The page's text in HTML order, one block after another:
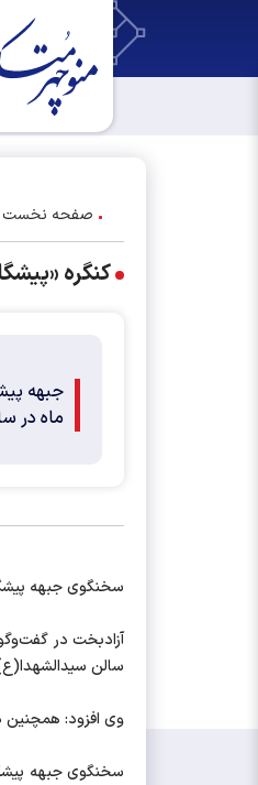
صفحه نخست
کنگره «پیشگامان خدمت» 30
ماه در
سخنگوی جبهه پیشگامان
آزادبخت در
سالن سیدالشهدا(ع)
وی افزود: همچنین در روز
سخنگوی جبهه